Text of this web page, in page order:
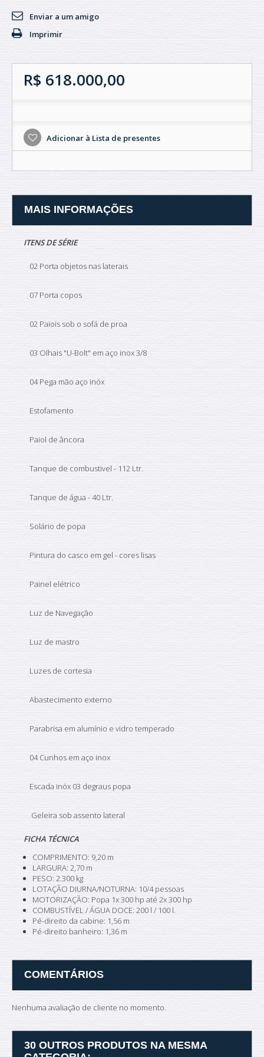
Enviar a um amigo
Imprimir
R$ 618.000,00
Adicionar à Lista de presentes
MAIS INFORMAÇÕES
ITENS DE SÉRIE
02 Porta objetos nas laterais
07 Porta copos
02 Paiois sob o sofá de proa
03 Olhais "U-Bolt" em aço inox 3/8
04 Pega mão aço inóx
Estofamento
Paiol de âncora
Tanque de combustivel - 112 Ltr.
Tanque de água - 40 Ltr.
Solário de popa
Pintura do casco em gel - cores lisas
Painel elétrico
Luz de Navegação
Luz de mastro
Luzes de cortesia
Abastecimento externo
Parabrisa em alumínio e vidro temperado
04 Cunhos em aço inox
Escada inóx 03 degraus popa
Geleira sob assento lateral
FICHA TÉCNICA
COMPRIMENTO: 9,20 m
LARGURA: 2,70 m
PESO: 2.300 kg
LOTAÇÃO DIURNA/NOTURNA: 10/4 pessoas
MOTORIZAÇÃO: Popa 1x 300 hp até 2x 300 hp
COMBUSTÍVEL / ÁGUA DOCE: 200 l / 100 l.
Pé-direito da cabine: 1,56 m
Pé-direito banheiro: 1,36 m
COMENTÁRIOS
Nenhuma avaliação de cliente no momento.
30 OUTROS PRODUTOS NA MESMA